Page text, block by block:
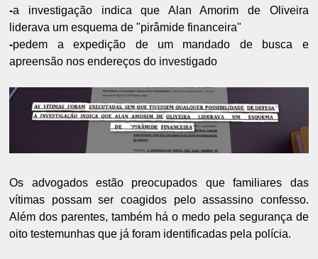
-a investigação indica que Alan Amorim de Oliveira
liderava um esquema de "pirâmide financeira"
-pedem a expedição de um mandado de busca e
apreensão nos endereços do investigado
Os advogados estão preocupados que familiares das
vítimas possam ser coagidos pelo assassino confesso.
Além dos parentes, também há o medo pela segurança de
oito testemunhas que já foram identificadas pela polícia.